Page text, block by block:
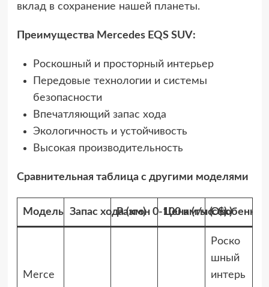
вклад в сохранение нашей планеты.
Преимущества Mercedes EQS SUV:
Роскошный и просторный интерьер
Передовые технологии и системы
безопасности
Впечатляющий запас хода
Экологичность и устойчивость
Высокая производительность
Сравнительная таблица с другими моделями
Модель Запас хода (км)Разгон 0-100 км/ч (сек)
Цена (тыс. $)
Merce
Роско
шный
интерь